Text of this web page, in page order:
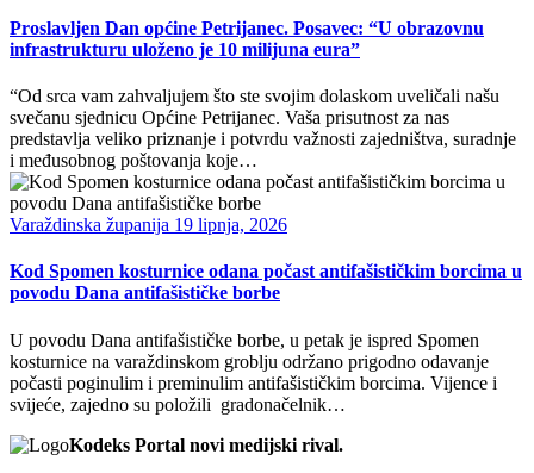
Proslavljen Dan općine Petrijanec. Posavec: “U obrazovnu
infrastrukturu uloženo je 10 milijuna eura”
“Od srca vam zahvaljujem što ste svojim dolaskom uveličali našu
svečanu sjednicu Općine Petrijanec. Vaša prisutnost za nas
predstavlja veliko priznanje i potvrdu važnosti zajedništva, suradnje
i međusobnog poštovanja koje…
Varaždinska županija 19 lipnja, 2026
Kod Spomen kosturnice odana počast antifašističkim borcima u
povodu Dana antifašističke borbe
U povodu Dana antifašističke borbe, u petak je ispred Spomen
kosturnice na varaždinskom groblju održano prigodno odavanje
počasti poginulim i preminulim antifašističkim borcima. Vijence i
svijeće, zajedno su položili gradonačelnik…
Kodeks Portal novi medijski rival.